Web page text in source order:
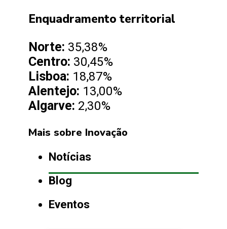
Enquadramento territorial
Norte: 35,38%
Centro: 30,45%
Lisboa: 18,87%
Alentejo: 13,00%
Algarve: 2,30%
Mais sobre Inovação
Notícias
Blog
Eventos